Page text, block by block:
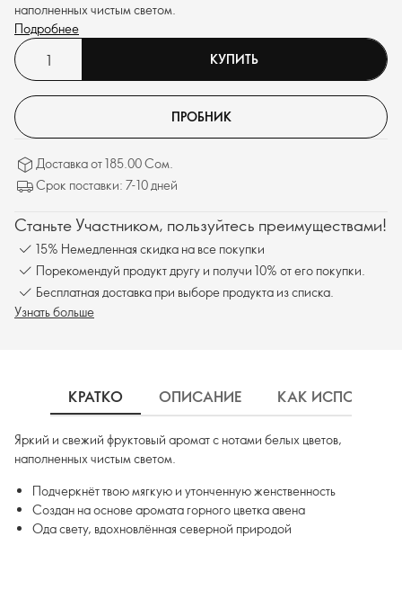
наполненных чистым светом.
Подробнее
КУПИТЬ
ПРОБНИК
Доставка от 185.00 Сом.
Срок поставки: 7-10 дней
Станьте Участником, пользуйтесь преимуществами!
15% Немедленная скидка на все покупки
Порекомендуй продукт другу и получи 10% от его покупки.
Бесплатная доставка при выборе продукта из списка.
Узнать больше
КРАТКО ОПИСАНИЕ КАК
Яркий и свежий фруктовый аромат с нотами белых цветов,
наполненных чистым светом.
Подчеркнёт твою мягкую и утонченную женственность
Создан на основе аромата горного цветка авена
Ода свету, вдохновлённая северной природой